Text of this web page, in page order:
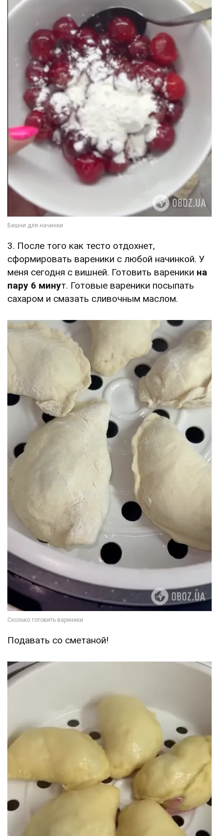
3. После того как тесто отдохнет,
сформировать вареники с любой начинкой. У
меня сегодня с вишней. Готовить вареники на
пару 6 минут. Готовые вареники посыпать
сахаром и смазать сливочным маслом.
Подавать со сметаной!